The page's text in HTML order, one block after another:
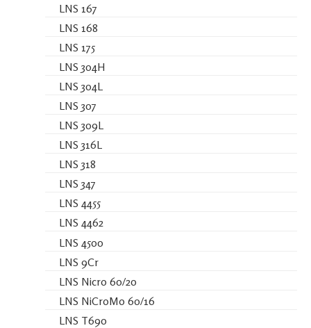
LNS 167
LNS 168
LNS 175
LNS 304H
LNS 304L
LNS 307
LNS 309L
LNS 316L
LNS 318
LNS 347
LNS 4455
LNS 4462
LNS 4500
LNS 9Cr
LNS Nicro 60/20
LNS NiCroMo 60/16
LNS T690